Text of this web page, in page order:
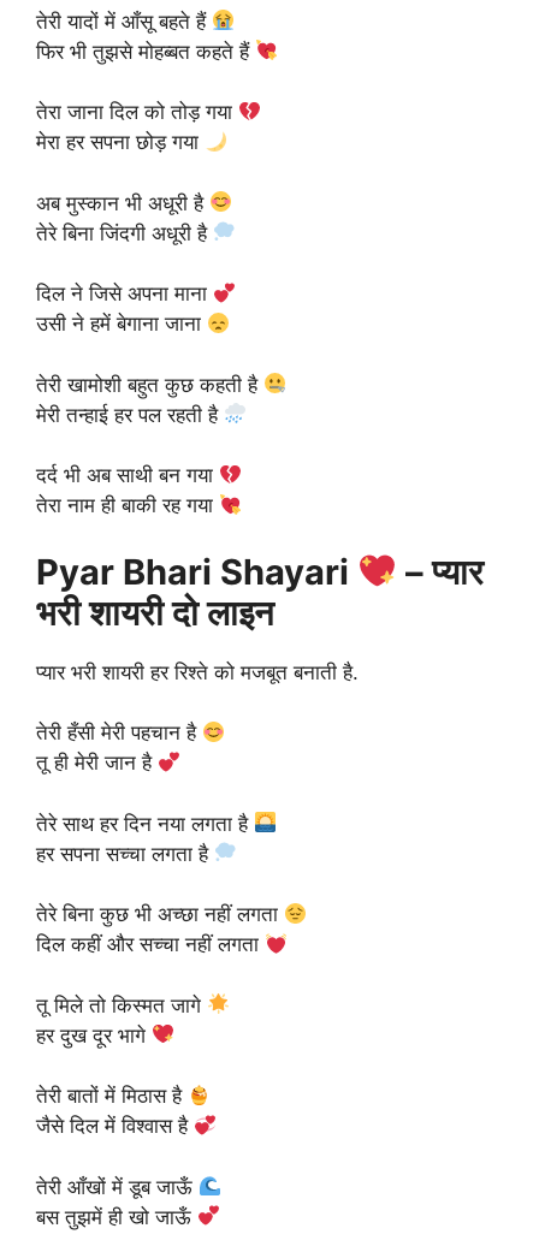
तेरी यादों में आँसू बहते हैं
फिर भी तुझसे मोहब्बत कहते हैं
तेरा जाना दिल को तोड़ गया
मेरा हर सपना छोड़ गया
अब मुस्कान भी अधूरी है
तेरे बिना जिंदगी अधूरी है
दिल ने जिसे अपना माना
उसी ने हमें बेगाना जाना
तेरी खामोशी बहुत कुछ कहती है
मेरी तन्हाई हर पल रहती है
दर्द भी अब साथी बन गया
तेरा नाम ही बाकी रह गया
Pyar Bhari Shayari
– प्यार
भरी शायरी दो लाइन
प्यार भरी शायरी हर रिश्ते को मजबूत बनाती है.
तेरी हँसी मेरी पहचान है
तू ही मेरी जान है
तेरे साथ हर दिन नया लगता है
हर सपना सच्चा लगता है
तेरे बिना कुछ भी अच्छा नहीं लगता
दिल कहीं और सच्चा नहीं लगता
तू मिले तो किस्मत जागे
हर दुख दूर भागे
तेरी बातों में मिठास है
जैसे दिल में विश्वास है
तेरी आँखों में डूब जाऊँ
बस तुझमें ही खो जाऊँ